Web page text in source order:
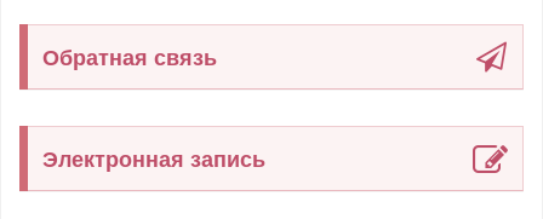
Обратная связь
Электронная запись